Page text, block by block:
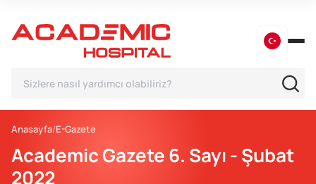
Anasayfa E-Gazete
Academic Gazete 6. Sayı - Şubat
2022